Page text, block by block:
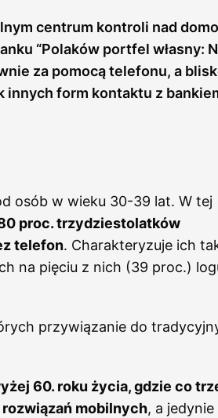
centrum kontroli nad
“Polaków portfel własny:
za pomocą telefonu, a
innych form kontaktu z
osób w wieku 30-39 lat. W tej
proc. trzydziestolatków
telefon. Charakteryzuje ich
na pięciu z nich (39 proc.)
przywiązanie do
60. roku życia, gdzie co
mobilnych, a jedynie